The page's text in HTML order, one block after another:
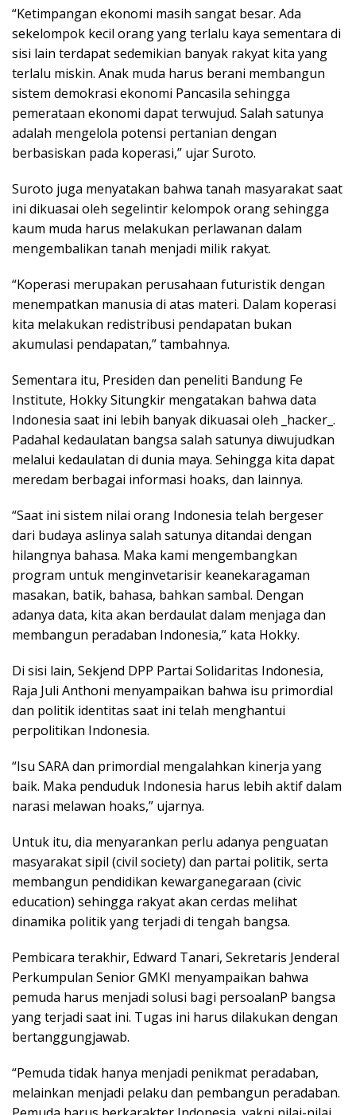
“Ketimpangan ekonomi masih sangat besar. Ada
sekelompok kecil orang yang terlalu kaya sementara di
sisi lain terdapat sedemikian banyak rakyat kita yang
terlalu miskin. Anak muda harus berani membangun
sistem demokrasi ekonomi Pancasila sehingga
pemerataan ekonomi dapat terwujud. Salah satunya
adalah mengelola potensi pertanian dengan
berbasiskan pada koperasi,” ujar Suroto.
Suroto juga menyatakan bahwa tanah masyarakat saat
ini dikuasai oleh segelintir kelompok orang sehingga
kaum muda harus melakukan perlawanan dalam
mengembalikan tanah menjadi milik rakyat.
“Koperasi merupakan perusahaan futuristik dengan
menempatkan manusia di atas materi. Dalam koperasi
kita melakukan redistribusi pendapatan bukan
akumulasi pendapatan,” tambahnya.
Sementara itu, Presiden dan peneliti Bandung Fe
Institute, Hokky Situngkir mengatakan bahwa data
Indonesia saat ini lebih banyak dikuasai oleh _hacker_.
Padahal kedaulatan bangsa salah satunya diwujudkan
melalui kedaulatan di dunia maya. Sehingga kita dapat
meredam berbagai informasi hoaks, dan lainnya.
“Saat ini sistem nilai orang Indonesia telah bergeser
dari budaya aslinya salah satunya ditandai dengan
hilangnya bahasa. Maka kami mengembangkan
program untuk menginvetarisir keanekaragaman
masakan, batik, bahasa, bahkan sambal. Dengan
adanya data, kita akan berdaulat dalam menjaga dan
membangun peradaban Indonesia,” kata Hokky.
Di sisi lain, Sekjend DPP Partai Solidaritas Indonesia,
Raja Juli Anthoni menyampaikan bahwa isu primordial
dan politik identitas saat ini telah menghantui
perpolitikan Indonesia.
“Isu SARA dan primordial mengalahkan kinerja yang
baik. Maka penduduk Indonesia harus lebih aktif dalam
narasi melawan hoaks,” ujarnya.
Untuk itu, dia menyarankan perlu adanya penguatan
masyarakat sipil (civil society) dan partai politik, serta
membangun pendidikan kewarganegaraan (civic
education) sehingga rakyat akan cerdas melihat
dinamika politik yang terjadi di tengah bangsa.
Pembicara terakhir, Edward Tanari, Sekretaris Jenderal
Perkumpulan Senior GMKI menyampaikan bahwa
pemuda harus menjadi solusi bagi persoalanP bangsa
yang terjadi saat ini. Tugas ini harus dilakukan dengan
bertanggungjawab.
“Pemuda tidak hanya menjadi penikmat peradaban,
melainkan menjadi pelaku dan pembangun peradaban.